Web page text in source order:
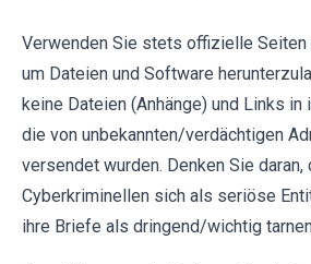
Verwenden Sie stets offizielle Seiten
um Dateien und Software
keine Dateien (Anhänge) und Links in
die von unbekannten/verdächtigen
versendet wurden. Denken Sie
Cyberkriminellen sich als seriöse
ihre Briefe als dringend/wichtig